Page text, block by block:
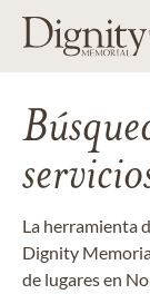
La herramienta
Dignity
de lugares en